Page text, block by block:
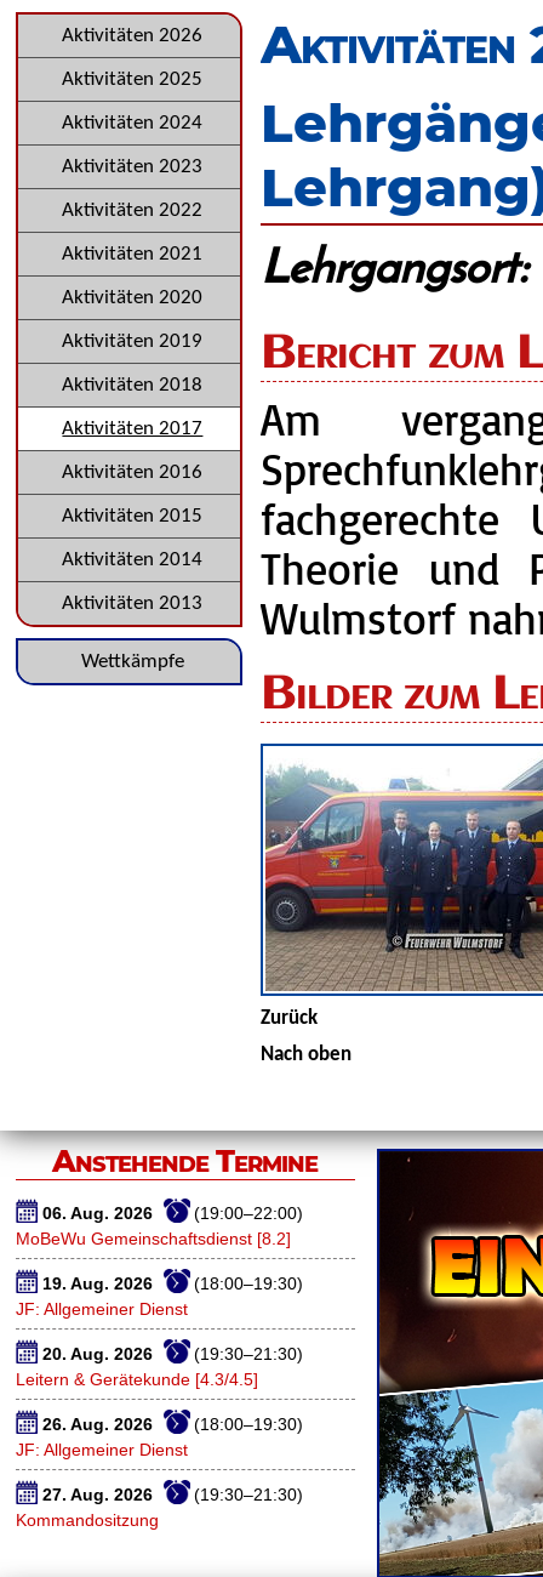
überspringen
Aktivitäten
Bericht zum
Am
Theorie und
Wulmstorf
Bilder zum
Zurück
Nach oben
Navigation
überspringen
Aktivitäten 2026
Aktivitäten 2025
Aktivitäten 2024
Aktivitäten 2023
Aktivitäten 2022
Aktivitäten 2021
Aktivitäten 2020
Aktivitäten 2019
Aktivitäten 2018
Aktivitäten 2017
Aktivitäten 2016
Aktivitäten 2015
Aktivitäten 2014
Aktivitäten 2013
NavigationWettkämpfe
Anstehende Termine
06. Aug. 2026
(19:00–22:00)
MoBeWu Gemeinschaftsdienst [8.2]
19. Aug. 2026
(18:00–19:30)
JF: Allgemeiner Dienst
20. Aug. 2026
(19:30–21:30)
Leitern & Gerätekunde [4.3/4.5]
26. Aug. 2026
(18:00–19:30)
JF: Allgemeiner Dienst
27. Aug. 2026
(19:30–21:30)
Kommandositzung